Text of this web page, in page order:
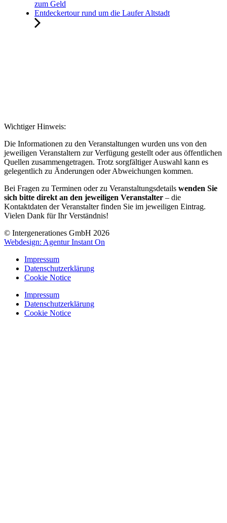
zum Geld
Entdeckertour rund um die Laufer Altstadt
Wichtiger Hinweis:
Die Informationen zu den Veranstaltungen wurden uns von den
jeweiligen Veranstaltern zur Verfügung gestellt oder aus öffentlichen
Quellen zusammengetragen. Trotz sorgfältiger Auswahl kann es
gelegentlich zu Änderungen oder Abweichungen kommen.
Bei Fragen zu Terminen oder zu Veranstaltungsdetails wenden Sie
sich bitte direkt an den jeweiligen Veranstalter – die
Kontaktdaten der Veranstalter finden Sie im jeweiligen Eintrag.
Vielen Dank für Ihr Verständnis!
© Intergenerationes GmbH 2026
Webdesign: Agentur Instant On
Impressum
Datenschutzerklärung
Cookie Notice
Impressum
Datenschutzerklärung
Cookie Notice